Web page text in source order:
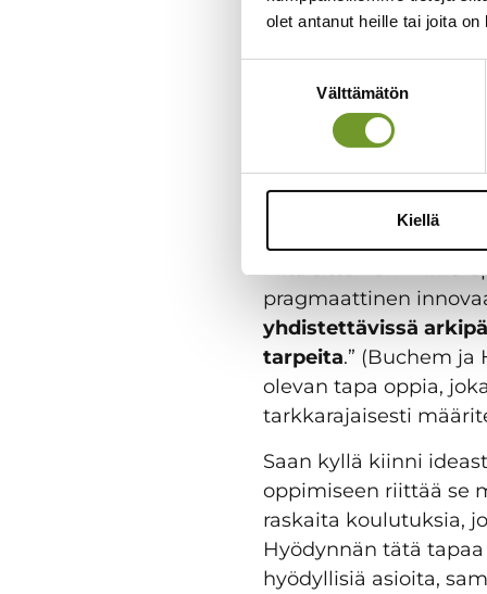
olet antanut heille tai joita
Välttämätön
Kiellä
mahdollisia uhkia.
mahdollisuuksia,
kehittämistä
“aina ennenkin
Mikro-
Mitä sitten on mikro-
pragmaattinen
yhdistettävissä
tarpeita.” (Buchem
olevan tapa oppia,
tarkkarajaisesti
Saan kyllä kiinni
oppimiseen riittää se
raskaita koulutuksia,
Hyödynnän tätä
hyödyllisiä asioita,